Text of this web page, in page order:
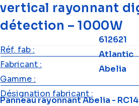
vertical rayonnant
détection – 1000W
Réf. fab :
612621
Fabricant :
Atlantic
Gamme :
Abelia
Désignation fabricant :
Panneau rayonnant Abelia -